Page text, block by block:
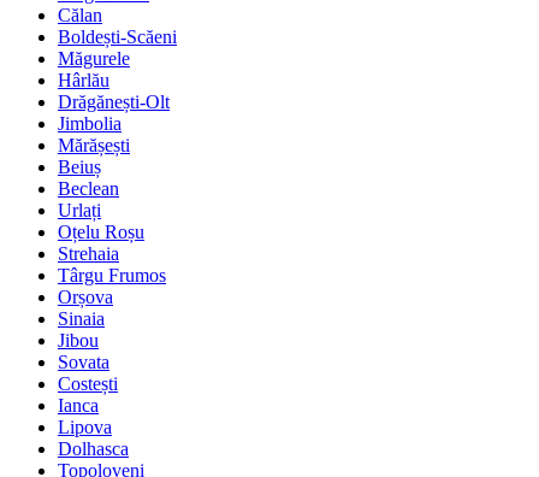
Călan
Boldești-Scăeni
Măgurele
Hârlău
Drăgănești-Olt
Jimbolia
Mărășești
Beiuș
Beclean
Urlați
Oțelu Roșu
Strehaia
Târgu Frumos
Orșova
Sinaia
Jibou
Sovata
Costești
Ianca
Lipova
Dolhasca
Topoloveni